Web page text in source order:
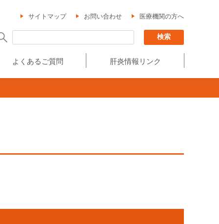
サイトマップ お問い合わせ 医療機関の方へ
よくあるご質問 肝炎情報リンク